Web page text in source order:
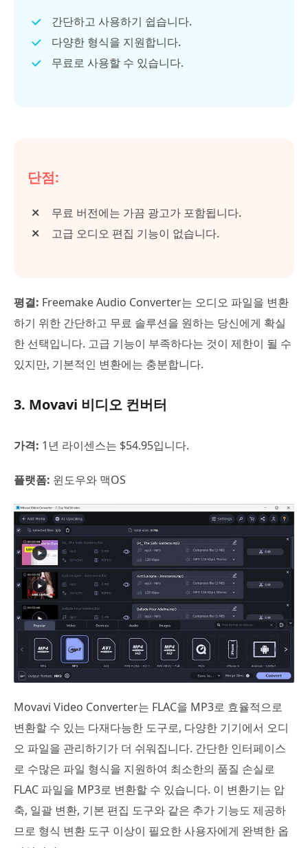
간단하고 사용하기 쉽습니다.
다양한 형식을 지원합니다.
무료로 사용할 수 있습니다.
단점:
무료 버전에는 가끔 광고가 포함됩니다.
고급 오디오 편집 기능이 없습니다.
평결: Freemake Audio Converter는 오디오 파일을 변환
하기 위한 간단하고 무료 솔루션을 원하는 당신에게 확실
한 선택입니다. 고급 기능이 부족하다는 것이 제한이 될 수
있지만, 기본적인 변환에는 충분합니다.
3. Movavi 비디오 컨버터
가격: 1년 라이센스는 $54.95입니다.
플랫폼: 윈도우와 맥OS
Movavi Video Converter는 FLAC을 MP3로 효율적으로
변환할 수 있는 다재다능한 도구로, 다양한 기기에서 오디
오 파일을 관리하기가 더 쉬워집니다. 간단한 인터페이스
로 수많은 파일 형식을 지원하여 최소한의 품질 손실로
FLAC 파일을 MP3로 변환할 수 있습니다. 이 변환기는 압
축, 일괄 변환, 기본 편집 도구와 같은 추가 기능도 제공하
므로 형식 변환 도구 이상이 필요한 사용자에게 완벽한 옵